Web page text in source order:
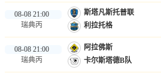
08-08 21:00
瑞典丙
斯塔凡斯托普联
利拉托格
08-08 21:00
瑞典丙
阿拉佛斯
卡尔斯塔德B队